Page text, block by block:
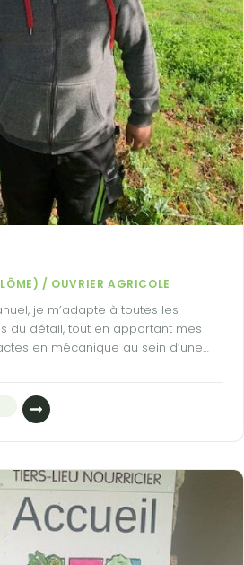
/ OUVRIER AGRICOLE
je m’adapte à toutes les
du détail, tout en apportant mes
en mécanique au sein d’une